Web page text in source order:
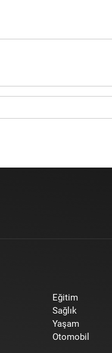
Eğitim
Sağlık
Yaşam
Otomobil